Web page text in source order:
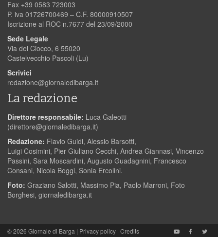
Fax +39 0583 723003
P. iva 01726700469 – C.F. 80000910507
Iscrizione al ROC n.7677 del 23/09/2000
Sede Legale
Via del Ciocco, 6 55020
Castelvecchio Pascoli (Lu)
Scrivici
redazione@giornaledibarga.it
La redazione
Direttore responsabile: Luca Galeotti
(direttore@giornaledibarga.it)
Redazione: Flavio Guidi, Alessio Barsotti,
Luigi Cosimini, Pier Giuliano Cecchi, Andrea Giannasi, Vincenzo
Passini, Sara Moscardini, Augusto Guadagnini, Francesco
Consani, Nicola Boggi, Sonia Ercolini.
Foto: Graziano Salotti, Massimo Pia, Paolo Marroni, Foto
Borghesi, giornaledibarga.it
© 2026 Giornale di Barga | Privacy policy | Credits